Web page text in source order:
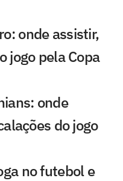
onde assistir,
jogo pela Copa
onde
do jogo
no futebol e